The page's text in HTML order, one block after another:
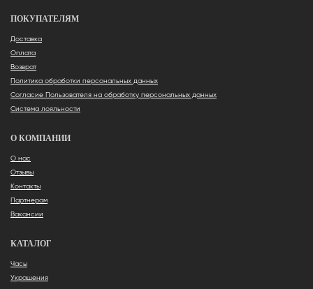
ПОКУПАТЕЛЯМ
Доставка
Оплата
Возврат
Политика обработки персональных данных
Согласие Пользователя на обработку персональных данных
Система лояльности
О КОМПАНИИ
О нас
Отзывы
Контакты
Партнерам
Вакансии
КАТАЛОГ
Часы
Украшения